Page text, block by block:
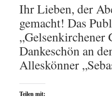
Ihr Lieben, der
gemacht! Das
„Gelsenkirchener
Dankeschön an
Alleskönner
Teilen mit: